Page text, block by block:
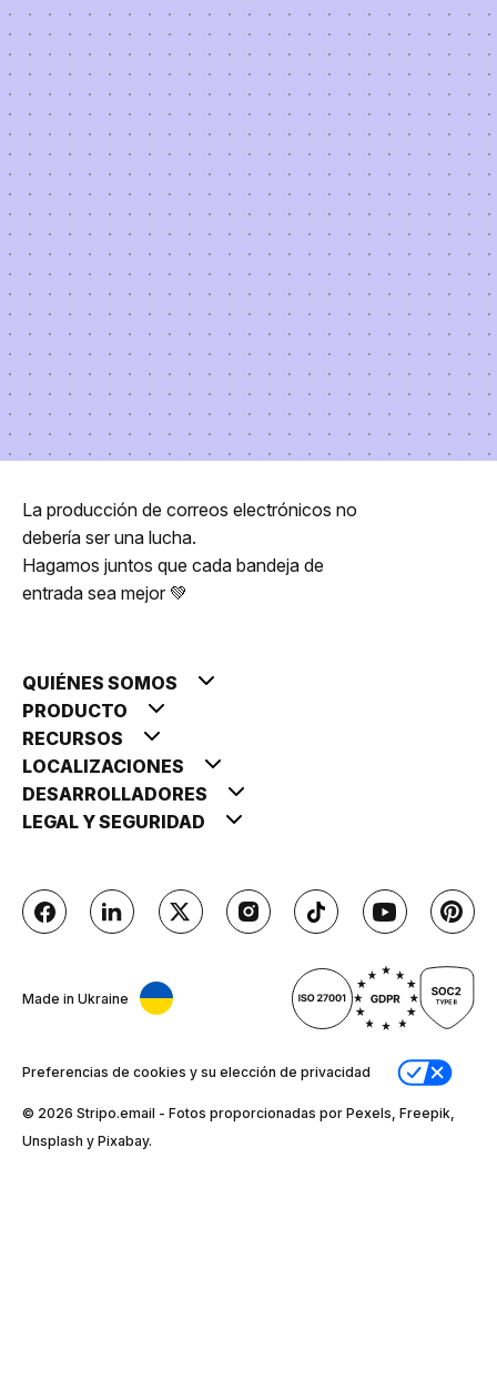
La producción de correos electrónicos no
debería ser una lucha.
Hagamos juntos que cada bandeja de
entrada sea mejor 💚
QUIÉNES SOMOS
PRODUCTO
RECURSOS
LOCALIZACIONES
DESARROLLADORES
LEGAL Y SEGURIDAD
Made in Ukraine
Preferencias de cookies y su elección de privacidad
© 2026 Stripо.email - Fotos proporcionadas por Pexels, Freepik,
Unsplash y Pixabay.